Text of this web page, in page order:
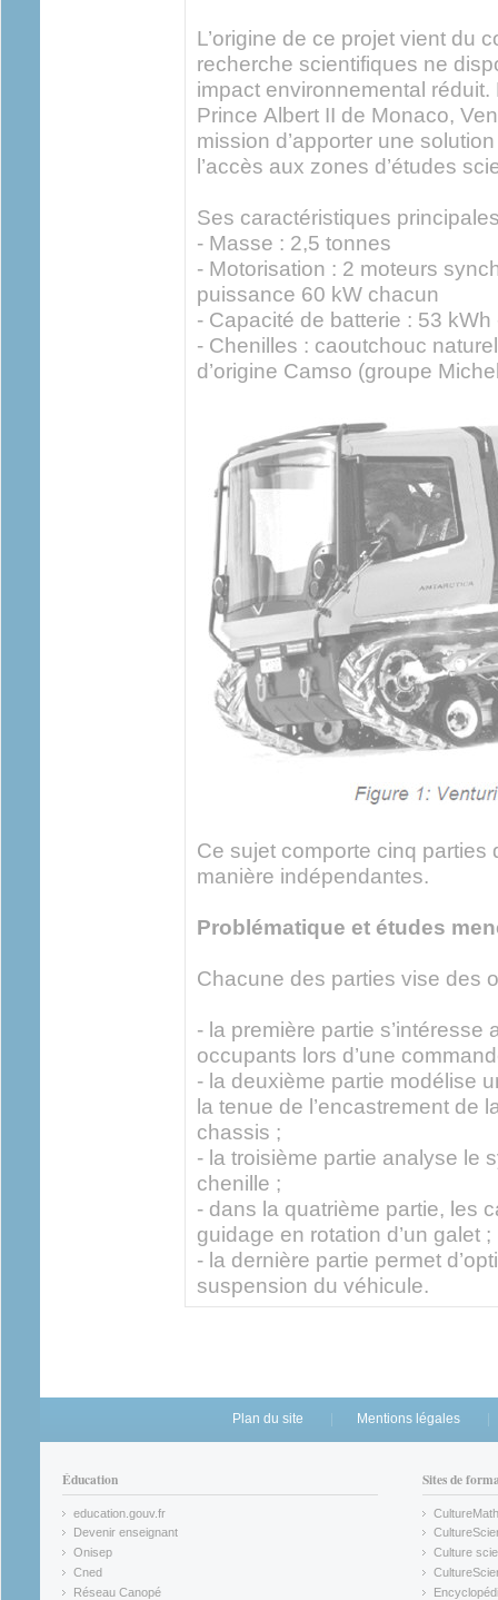
L’origine de ce projet vient du
recherche scientifiques ne
impact environnemental
Prince Albert II de Monaco,
mission d’apporter une
l’accès aux zones d’études
Ses caractéristiques
- Masse : 2,5 tonnes
- Motorisation : 2 moteurs
puissance 60 kW chacun
- Capacité de batterie : 53
- Chenilles : caoutchouc
d’origine Camso (groupe
Ce sujet comporte cinq parties
manière indépendantes.
Problématique et études
Chacune des parties vise des
- la première partie
occupants lors d’une
- la deuxième partie modélise
la tenue de l’encastrement de
chassis ;
- la troisième partie analyse le
chenille ;
- dans la quatrième partie, les
guidage en rotation d’un galet ;
- la dernière partie permet
suspension du véhicule.
Plan du site Mentions légales
Éducation
education.gouv.fr
(link is external)
Devenir enseignant
(link is external)
Onisep
(link is external)
Cned
(link is external)
Réseau Canopé
Sites de
CultureMath
(link is
(link is
Culture
(link is